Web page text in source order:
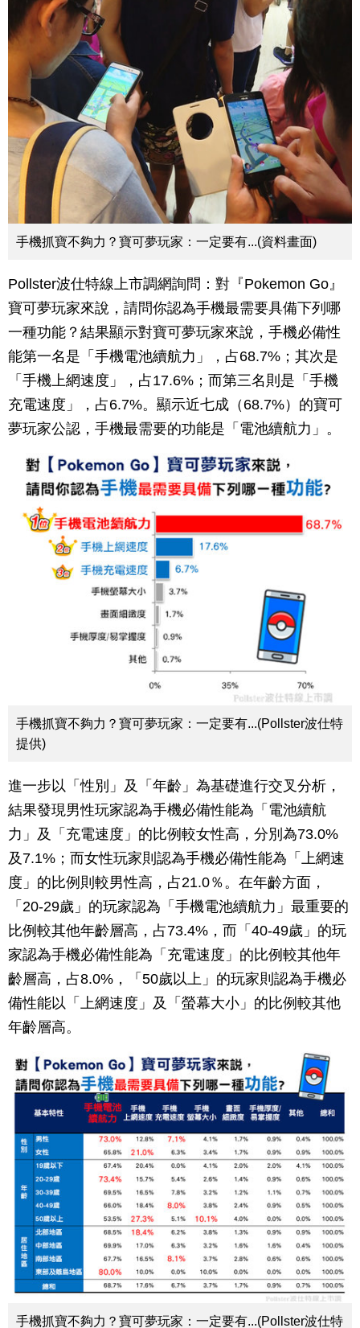
手機抓寶不夠力？寶可夢玩家：一定要有...(資料畫面)
Pollster波仕特線上市調網詢問：對『Pokemon Go』
寶可夢玩家來說，請問你認為手機最需要具備下列哪
一種功能？結果顯示對寶可夢玩家來說，手機必備性
能第一名是「手機電池續航力」，占68.7%；其次是
「手機上網速度」，占17.6%；而第三名則是「手機
充電速度」，占6.7%。顯示近七成（68.7%）的寶可
夢玩家公認，手機最需要的功能是「電池續航力」。
手機抓寶不夠力？寶可夢玩家：一定要有...(Pollster波仕特
提供)
進一步以「性別」及「年齡」為基礎進行交叉分析，
結果發現男性玩家認為手機必備性能為「電池續航
力」及「充電速度」的比例較女性高，分別為73.0%
及7.1%；而女性玩家則認為手機必備性能為「上網速
度」的比例則較男性高，占21.0％。在年齡方面，
「20-29歲」的玩家認為「手機電池續航力」最重要的
比例較其他年齡層高，占73.4%，而「40-49歲」的玩
家認為手機必備性能為「充電速度」的比例較其他年
齡層高，占8.0%，「50歲以上」的玩家則認為手機必
備性能以「上網速度」及「螢幕大小」的比例較其他
年齡層高。
手機抓寶不夠力？寶可夢玩家：一定要有...(Pollster波仕特